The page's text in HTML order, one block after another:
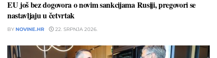
EU još bez dogovora o novim sankcijama Rusiji, pregovori se
nastavljaju u četvrtak
BY NOVINE.HR 22. SRPNJA 2026.